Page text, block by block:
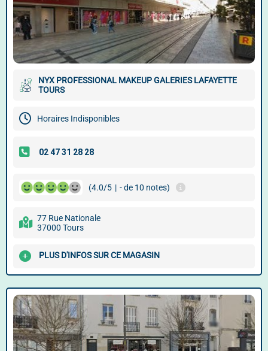
NYX PROFESSIONAL MAKEUP GALERIES LAFAYETTE
TOURS
Horaires Indisponibles
(4.0/5 | - de 10 notes)
77 Rue Nationale
37000 Tours
PLUS D'INFOS SUR CE MAGASIN